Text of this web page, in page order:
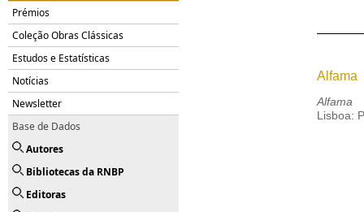
Prémios
Coleção Obras Clássicas
Estudos e Estatísticas
Notícias
Newsletter
Base de Dados
Autores
Bibliotecas da RNBP
Editoras
Alfama
Alfama
Lisboa: